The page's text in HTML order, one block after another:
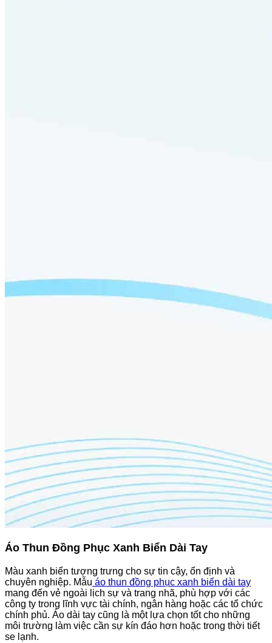
Áo Thun Đồng Phục Xanh Biển Dài Tay
Màu xanh biển tượng trưng cho sự tin cậy, ổn định và
chuyên nghiệp. Mẫu áo thun đồng phục xanh biển dài tay
mang đến vẻ ngoài lịch sự và trang nhã, phù hợp với các
công ty trong lĩnh vực tài chính, ngân hàng hoặc các tổ chức
chính phủ. Áo dài tay cũng là một lựa chọn tốt cho những
môi trường làm việc cần sự kín đáo hơn hoặc trong thời tiết
se lạnh.